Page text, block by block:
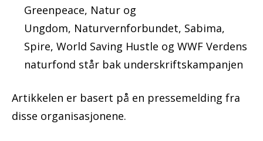
Greenpeace, Natur og
Ungdom, Naturvernforbundet, Sabima,
Spire, World Saving Hustle og WWF Verdens
naturfond står bak underskriftskampanjen
Artikkelen er basert på en pressemelding fra
disse organisasjonene.